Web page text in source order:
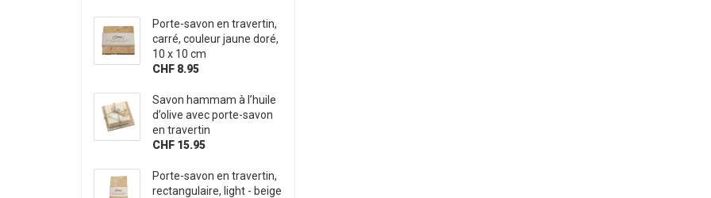
Porte-savon en travertin,
carré, couleur jaune doré,
10 x 10 cm
CHF 8.95
Savon hammam à l’huile
d’olive avec porte-savon
en travertin
CHF 15.95
Porte-savon en travertin,
rectangulaire, light - beige